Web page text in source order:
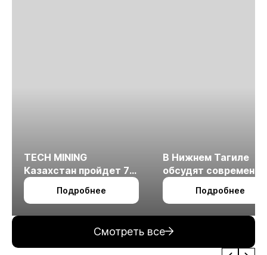
TECH MINING
Казахстан пройдет 7
октября в Алматы
Подробнее
В Нижнем Тагиле
обсудят
технологии
измельчения
Подробнее
Смотреть все